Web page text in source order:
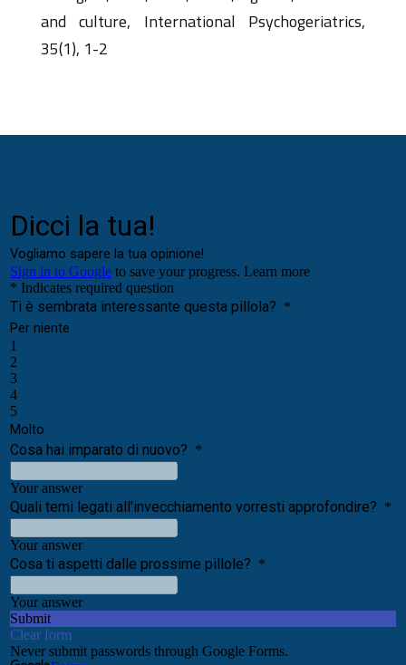
and culture, International Psychogeriatrics,
35(1), 1-2